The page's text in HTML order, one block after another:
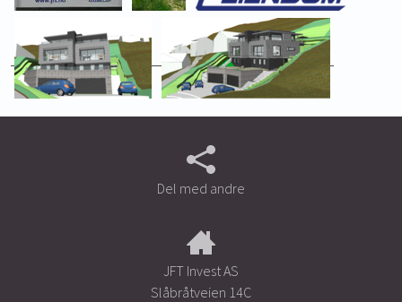
Del med andre
JFT Invest AS
Slåbråtveien 14C